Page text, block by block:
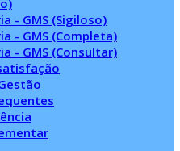
- GMS (Sigiloso)
- GMS (Completa)
- GMS (Consultar)